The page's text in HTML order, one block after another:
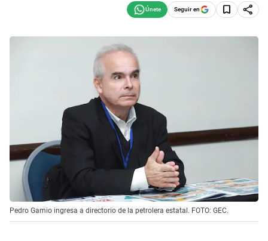
Seguir en
Pedro Gamio ingresa a directorio de la petrolera estatal. FOTO: GEC.